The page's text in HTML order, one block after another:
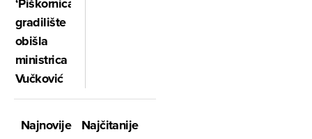
‘Piškornica’,
gradilište
obišla
ministrica
Vučković
Najnovije
Najčitanije